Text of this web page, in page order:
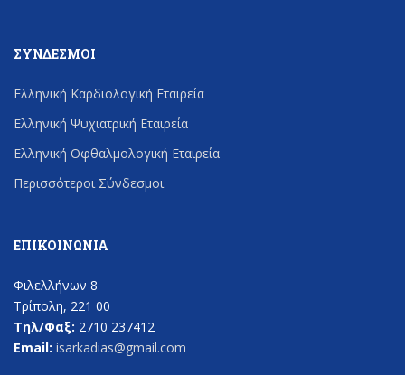
ΣΎΝΔΕΣΜΟΙ
Ελληνική Καρδιολογική Εταιρεία
Ελληνική Ψυχιατρική Εταιρεία
Ελληνική Οφθαλμολογική Εταιρεία
Περισσότεροι Σύνδεσμοι
ΕΠΙΚΟΙΝΩΝΊΑ
Φιλελλήνων 8
Τρίπολη, 221 00
Τηλ/Φαξ: 2710 237412
Email: isarkadias@gmail.com